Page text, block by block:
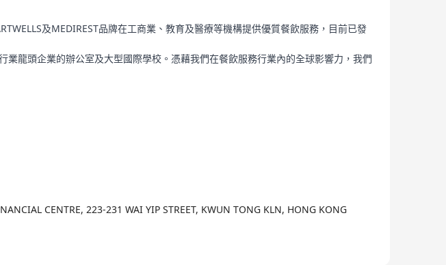
及MEDIREST品牌在工商業、教育及醫療等機構提供優質餐飲服務，目前已發
龍頭企業的辦公室及大型國際學校。憑藉我們在餐飲服務行業內的全球影響力，我們
have since then been putting significant footmark in the Education,
by-side with our clients to understand what they need and where they’re
CENTRE, 223-231 WAI YIP STREET, KWUN TONG KLN, HONG KONG